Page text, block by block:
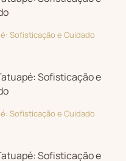
Sofisticação e Cuidado
Sofisticação e Cuidado